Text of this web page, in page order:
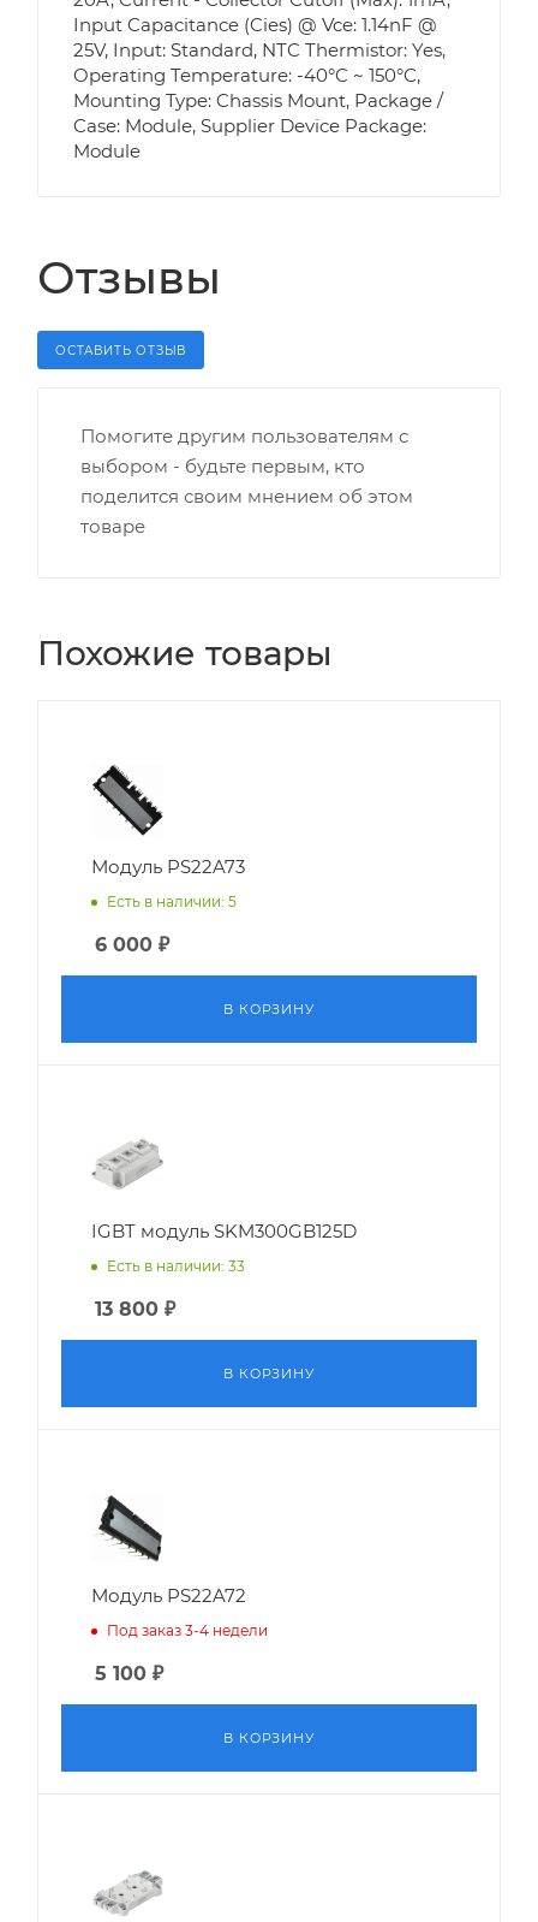
Input Capacitance (Cies) @ Vce: 1.14nF @
25V, Input: Standard, NTC Thermistor: Yes,
Operating Temperature: -40°C ~ 150°C,
Mounting Type: Chassis Mount, Package /
Case: Module, Supplier Device Package:
Module
Отзывы
ОСТАВИТЬ ОТЗЫВ
Помогите другим пользователям с
выбором - будьте первым, кто
поделится своим мнением об этом
товаре
Похожие товары
Модуль PS22A73
Есть в наличии: 5
6 000 ₽
В КОРЗИНУ
IGBT модуль SKM300GB125D
Есть в наличии: 33
13 800 ₽
В КОРЗИНУ
Модуль PS22A72
Под заказ 3-4 недели
5 100 ₽
В КОРЗИНУ